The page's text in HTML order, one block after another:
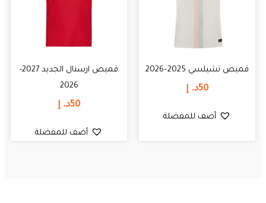
قميص تشيلسي 2025–2026
50د. إ
أضف للمفضلة
قميص ارسنال الجديد 2027-
2026
50د. إ
أضف للمفضلة